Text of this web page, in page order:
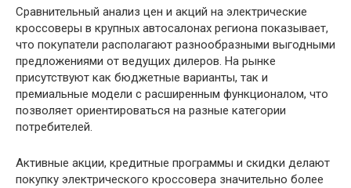
Сравнительный анализ цен и акций на электрические
кроссоверы в крупных автосалонах региона показывает,
что покупатели располагают разнообразными выгодными
предложениями от ведущих дилеров. На рынке
присутствуют как бюджетные варианты, так и
премиальные модели с расширенным функционалом, что
позволяет ориентироваться на разные категории
потребителей.
Активные акции, кредитные программы и скидки делают
покупку электрического кроссовера значительно более